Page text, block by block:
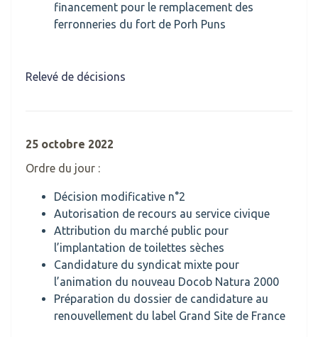
financement pour le remplacement des
ferronneries du fort de Porh Puns
Relevé de décisions
25 octobre 2022
Ordre du jour :
Décision modificative n°2
Autorisation de recours au service civique
Attribution du marché public pour
l’implantation de toilettes sèches
Candidature du syndicat mixte pour
l’animation du nouveau Docob Natura 2000
Préparation du dossier de candidature au
renouvellement du label Grand Site de France